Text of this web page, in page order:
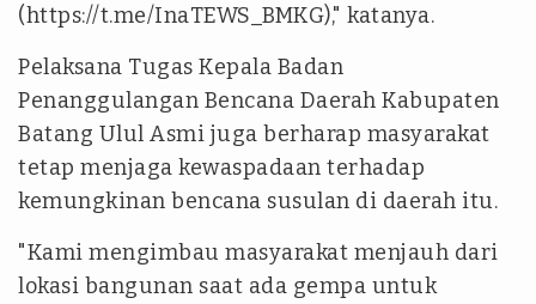
(https://t.me/InaTEWS_BMKG)," katanya.
Pelaksana Tugas Kepala Badan
Penanggulangan Bencana Daerah Kabupaten
Batang Ulul Asmi juga berharap masyarakat
tetap menjaga kewaspadaan terhadap
kemungkinan bencana susulan di daerah itu.
"Kami mengimbau masyarakat menjauh dari
lokasi bangunan saat ada gempa untuk